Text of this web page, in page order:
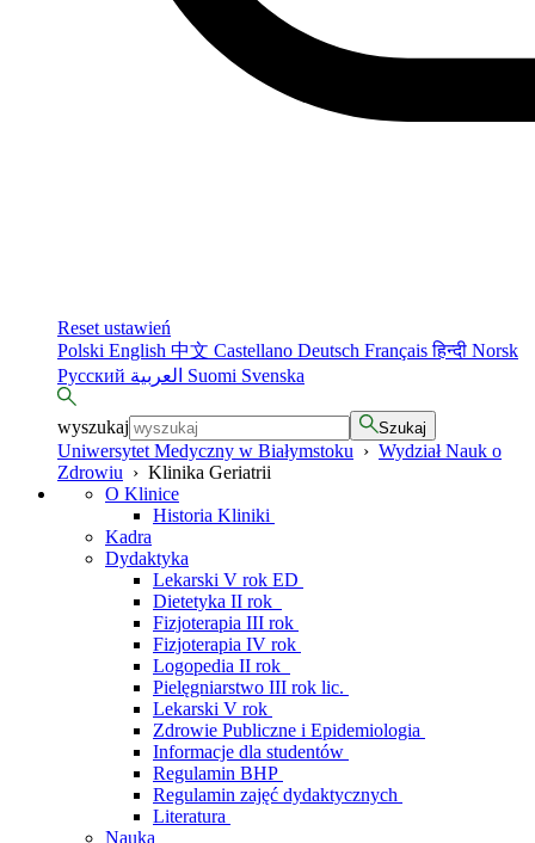
Reset ustawień
Polski English 中文 Castellano Deutsch Françaisहिन्दी Norsk
Русский
Suomi Svenska
wyszukaj Szukaj
Uniwersytet Medyczny w Białymstoku › Wydział Nauk o
Zdrowiu › Klinika Geriatrii
O Klinice
Historia Kliniki
Kadra
Dydaktyka
Lekarski V rok ED
Dietetyka II rok
Fizjoterapia III rok
Fizjoterapia IV rok
Logopedia II rok
Pielęgniarstwo III rok lic.
Lekarski V rok
Zdrowie Publiczne i Epidemiologia
Informacje dla studentów
Regulamin BHP
Regulamin zajęć dydaktycznych
Literatura
Nauka